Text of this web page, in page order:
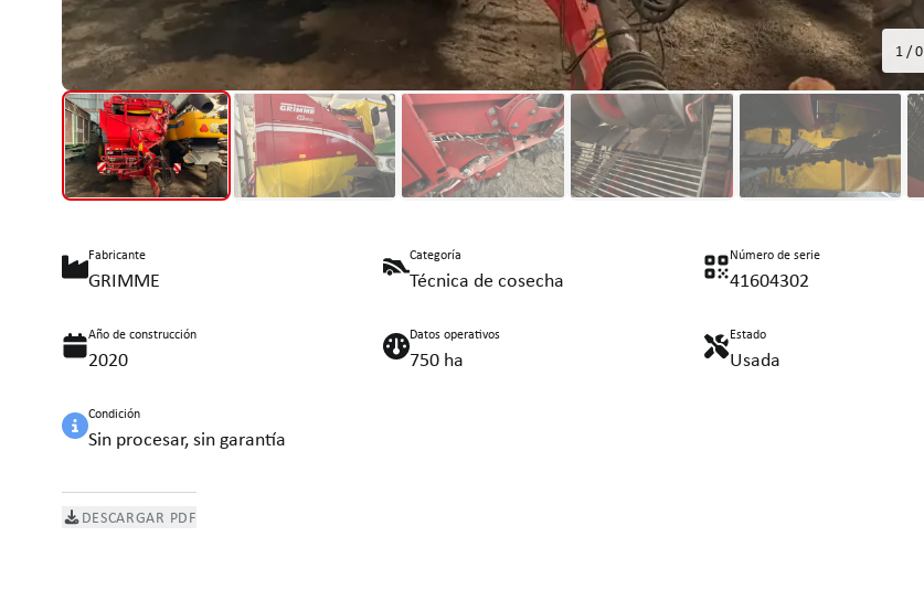
1/0
Fabricante
GRIMME
Categoría
Técnica de cosecha
Número de serie
41604302
Año de construcción
2020
Datos operativos
750 ha
Estado
Usada
Condición
Sin procesar, sin garantía
DESCARGAR PDF